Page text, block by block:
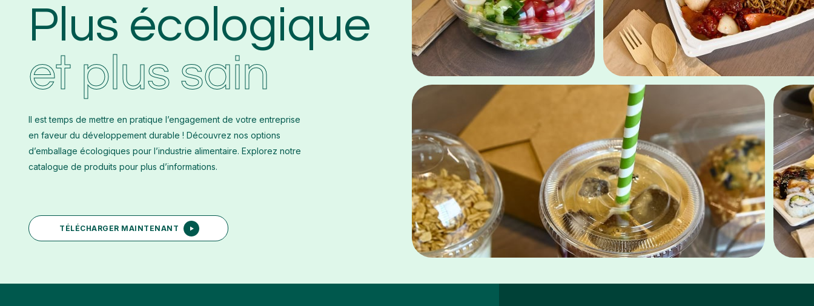
Plus écologique
et plus sain
Il est temps de mettre en pratique l’engagement de votre entreprise
en faveur du développement durable ! Découvrez nos options
d’emballage écologiques pour l’industrie alimentaire. Explorez notre
catalogue de produits pour plus d’informations.
TÉLÉCHARGER MAINTENANT